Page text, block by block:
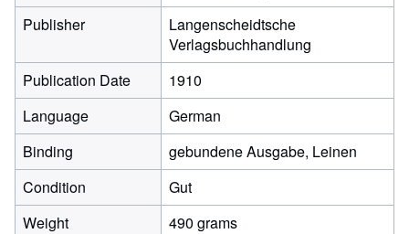
Publisher
Langenscheidtsche
Verlagsbuchhandlung
Publication Date
1910
Language
German
Binding
gebundene Ausgabe, Leinen
Condition
Gut
Weight
490 grams